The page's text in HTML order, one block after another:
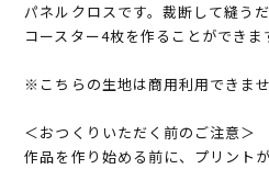
パネルクロスです。裁断して縫う
コースター4枚を作ることができま
※こちらの生地は商用利用できませ
＜おつくりいただく前のご注意＞
作品を作り始める前に、プリント